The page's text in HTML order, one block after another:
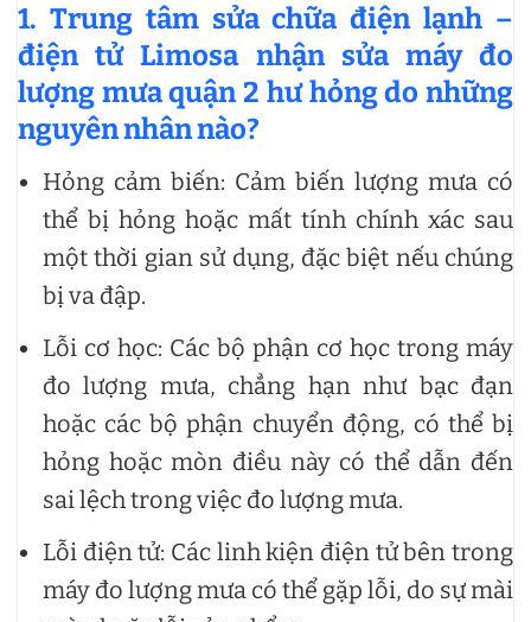
1. Trung tâm sửa chữa điện lạnh –
điện tử Limosa nhận sửa máy đo
lượng mưa quận 2 hư hỏng do những
nguyên nhân nào?
Hỏng cảm biến: Cảm biến lượng mưa có
thể bị hỏng hoặc mất tính chính xác sau
một thời gian sử dụng, đặc biệt nếu chúng
bị va đập.
Lỗi cơ học: Các bộ phận cơ học trong máy
đo lượng mưa, chẳng hạn như bạc đạn
hoặc các bộ phận chuyển động, có thể bị
hỏng hoặc mòn điều này có thể dẫn đến
sai lệch trong việc đo lượng mưa.
Lỗi điện tử: Các linh kiện điện tử bên trong
máy đo lượng mưa có thể gặp lỗi, do sự mài